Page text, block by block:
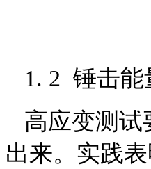
1. 2 锤击能
高应变测试
出来。实践